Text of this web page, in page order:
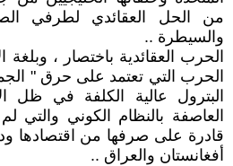
من الحل العقائدي لطرفي
والسيطرة ..
الحرب العقائدية باختصار ، وبلغة
الحرب التي تعتمد على حرق "
البترول عالية الكلفة في ظل
العاصفة بالنظام الكوني والتي
قادرة على صرفها من اقتصادها
أفغانستان والعراق ..